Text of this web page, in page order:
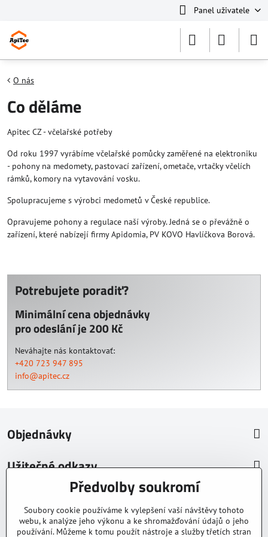
Panel uživatele
O nás
Co děláme
Apitec CZ - včelařské potřeby
Od roku 1997 vyrábíme včelařské pomůcky zaměřené na elektroniku
- pohony na medomety, pastovací zařízení, ometače, vrtačky včelích
rámků, komory na vytavování vosku.
Spolupracujeme s výrobci medometů v České republice.
Opravujeme pohony a regulace naší výroby. Jedná se o převážně o
zařízení, které nabízejí firmy Apidomia, PV KOVO Havlíčkova Borová.
Potrebujete poradiť?
Minimální cena objednávky
pro odeslání je 200 Kč
Neváhajte nás kontaktovať:
+420 723 947 895
info@apitec.cz
Objednávky
Užitečné odkazy
© 2026 Tomáš Vlk
Předvolby soukromí
Soubory cookie používáme k vylepšení vaší návštěvy tohoto
webu, k analýze jeho výkonu a ke shromažďování údajů o jeho
používání. Můžeme k tomu použít nástroje a služby třetích stran